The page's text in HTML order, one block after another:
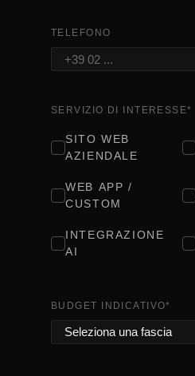
TELEFONO
SERVIZIO DI INTERESSE*
SITO WEB
AZIENDALE
WEB APP /
CUSTOM
INTEGRAZIONE
AI
BUDGET INDICATIVO*